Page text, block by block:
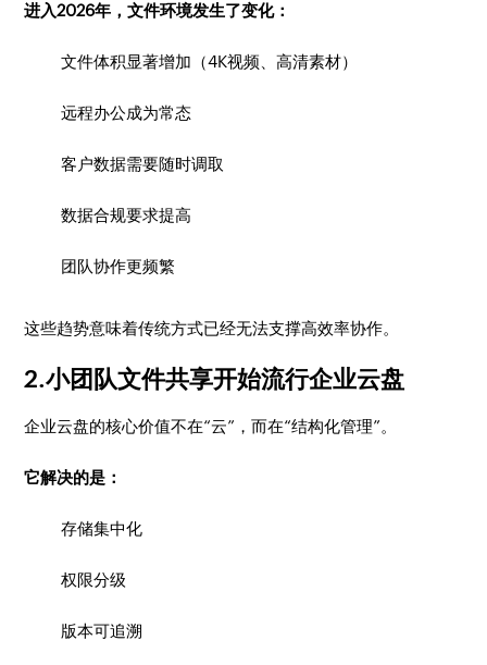
进入2026年，文件环境发生了变化：
文件体积显著增加（4K视频、高清素材）
远程办公成为常态
客户数据需要随时调取
数据合规要求提高
团队协作更频繁
这些趋势意味着传统方式已经无法支撑高效率协作。
2.小团队文件共享开始流行企业云盘
企业云盘的核心价值不在“云”，而在“结构化管理”。
它解决的是：
存储集中化
权限分级
版本可追溯